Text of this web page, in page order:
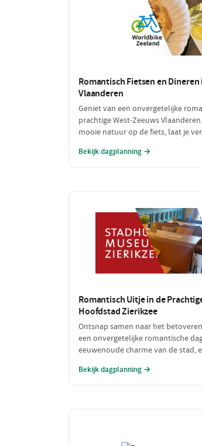
Romantisch Fietsen en
Vlaanderen
Geniet van een onvergetelijke
prachtige West-Zeeuws
mooie natuur op de fiets, laat je
momenten aan zee. Dit is de
Bekijk dagplanning →
Romantisch Uitje in de
Hoofdstad Zierikzee
Ontsnap samen naar het
een onvergetelijke romantische
eeuwenoude charme van de stad,
sfeervol diner. Laat de liefde
Bekijk dagplanning →